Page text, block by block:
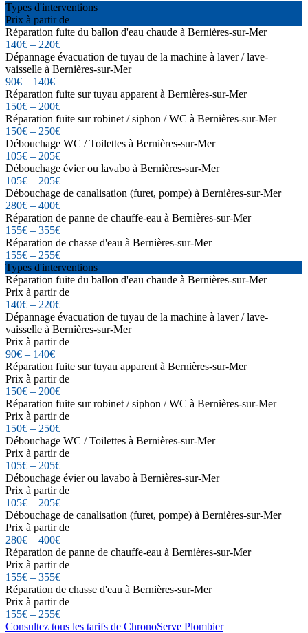
Types d'interventions
Prix à partir de
Réparation fuite du ballon d'eau chaude à Bernières-sur-Mer
140€ – 220€
Dépannage évacuation de tuyau de la machine à laver / lave-
vaisselle à Bernières-sur-Mer
90€ – 140€
Réparation fuite sur tuyau apparent à Bernières-sur-Mer
150€ – 200€
Réparation fuite sur robinet / siphon / WC à Bernières-sur-Mer
150€ – 250€
Débouchage WC / Toilettes à Bernières-sur-Mer
105€ – 205€
Débouchage évier ou lavabo à Bernières-sur-Mer
105€ – 205€
Débouchage de canalisation (furet, pompe) à Bernières-sur-Mer
280€ – 400€
Réparation de panne de chauffe-eau à Bernières-sur-Mer
155€ – 355€
Réparation de chasse d'eau à Bernières-sur-Mer
155€ – 255€
Types d'interventions
Réparation fuite du ballon d'eau chaude à Bernières-sur-Mer
Prix à partir de
140€ – 220€
Dépannage évacuation de tuyau de la machine à laver / lave-
vaisselle à Bernières-sur-Mer
Prix à partir de
90€ – 140€
Réparation fuite sur tuyau apparent à Bernières-sur-Mer
Prix à partir de
150€ – 200€
Réparation fuite sur robinet / siphon / WC à Bernières-sur-Mer
Prix à partir de
150€ – 250€
Débouchage WC / Toilettes à Bernières-sur-Mer
Prix à partir de
105€ – 205€
Débouchage évier ou lavabo à Bernières-sur-Mer
Prix à partir de
105€ – 205€
Débouchage de canalisation (furet, pompe) à Bernières-sur-Mer
Prix à partir de
280€ – 400€
Réparation de panne de chauffe-eau à Bernières-sur-Mer
Prix à partir de
155€ – 355€
Réparation de chasse d'eau à Bernières-sur-Mer
Prix à partir de
155€ – 255€
Consultez tous les tarifs de ChronoServe Plombier